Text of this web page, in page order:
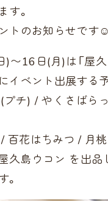
す。
トのお知らせで
16日(月)は「屋久
イベント出展する予
チ) / やくさばら
百花はちみつ / 月
久島ウコン を出品
。